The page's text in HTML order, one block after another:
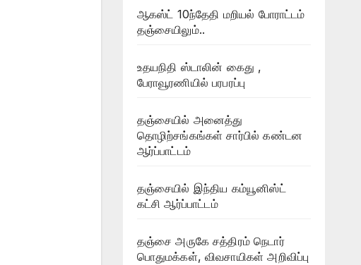
ஆகஸ்ட் 10ந்தேதி மறியல் போராட்டம்
தஞ்சையிலும்..
உதயநிதி ஸ்டாலின் கைது ,
பேராவூரணியில் பரபரப்பு
தஞ்சையில் அனைத்து
தொழிற்சங்கங்கள் சார்பில் கண்டன
ஆர்ப்பாட்டம்
தஞ்சையில் இந்திய கம்யூனிஸ்ட்
கட்சி ஆர்ப்பாட்டம்
தஞ்சை அருகே சத்திரம் நெடார்
பொதுமக்கள், விவசாயிகள் அறிவிப்பு